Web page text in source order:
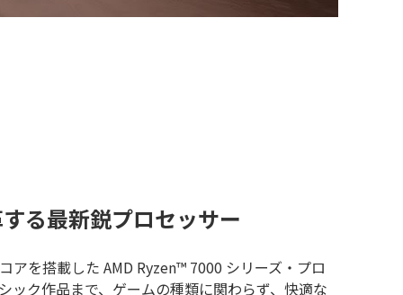
る最新鋭プロセッサー
アを搭載した AMD Ryzen™ 7000 シリーズ・プロ
ック作品まで、ゲームの種類に関わらず、快適な